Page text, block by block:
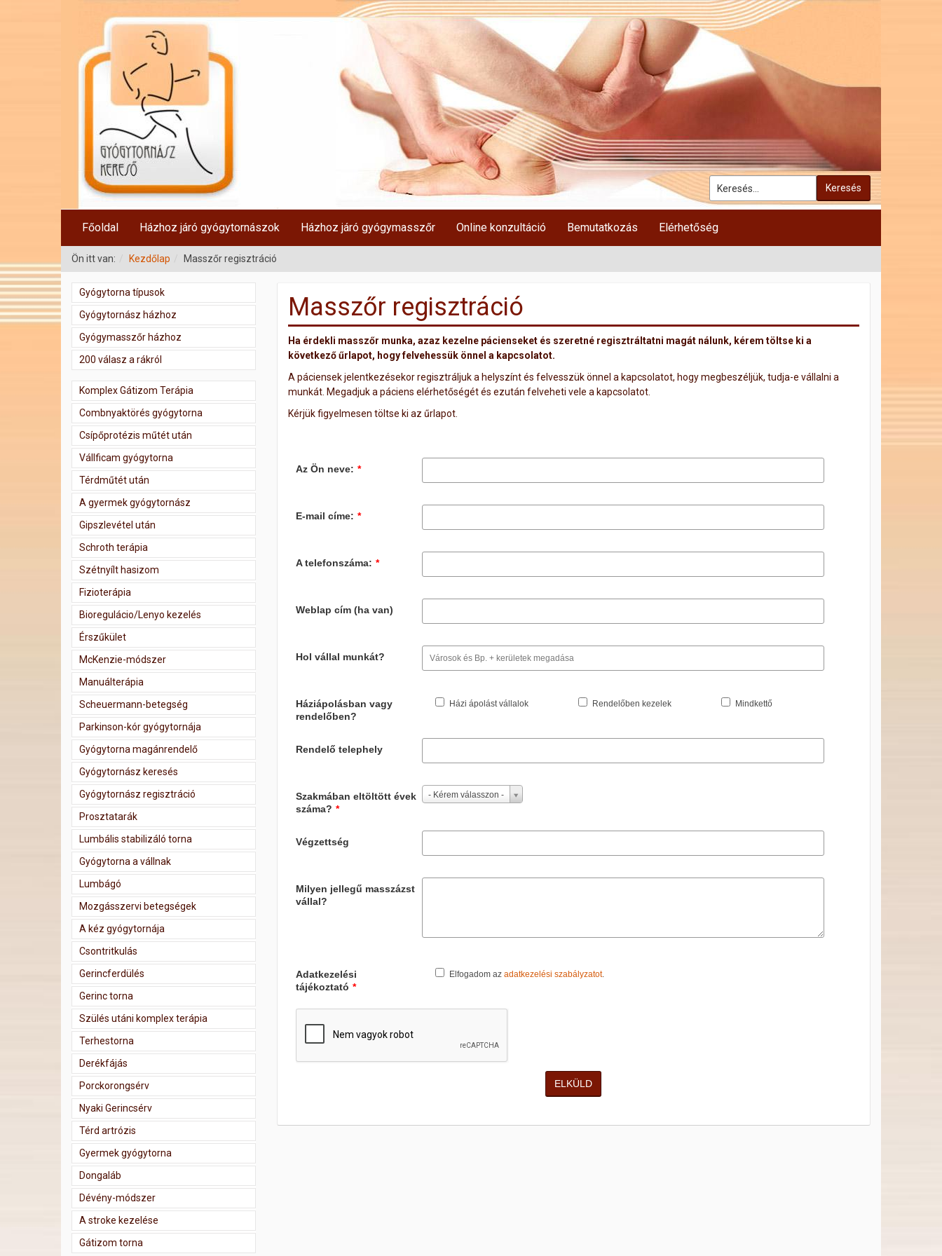
Keresés
Főoldal Házhoz járó gyógytornászok Házhoz járó gyógymasszőr Online konzultáció Bemutatkozás Elérhetőség
Ön itt van: Kezdőlap Masszőr regisztráció
Masszőr regisztráció
Ha érdekli masszőr munka, azaz kezelne pácienseket és szeretné regisztráltatni magát nálunk, kérem töltse ki a
következő űrlapot, hogy felvehessük önnel a kapcsolatot.
A páciensek jelentkezésekor regisztráljuk a helyszínt és felvesszük önnel a kapcsolatot, hogy megbeszéljük, tudja-e vállalni a
munkát. Megadjuk a páciens elérhetőségét és ezután felveheti vele a kapcsolatot.
Kérjük figyelmesen töltse ki az űrlapot.
Az Ön neve: *
E-mail címe: *
A telefonszáma: *
Weblap cím (ha van)
Hol vállal munkát?
Háziápolásban vagy
rendelőben?
Házi ápolást vállalok Rendelőben kezelek Mindkettő
Rendelő telephely
Szakmában eltöltött évek
száma? *
- Kérem válasszon -
Végzettség
Milyen jellegű masszázst
vállal?
Adatkezelési
tájékoztató *
Elfogadom az adatkezelési szabályzatot.
ELKÜLD
Gyógytorna típusok
Gyógytornász házhoz
Gyógymasszőr házhoz
200 válasz a rákról
Komplex Gátizom Terápia
Combnyaktörés gyógytorna
Csípőprotézis műtét után
Vállficam gyógytorna
Térdműtét után
A gyermek gyógytornász
Gipszlevétel után
Schroth terápia
Szétnyílt hasizom
Fizioterápia
Bioregulácio/Lenyo kezelés
Érszűkület
McKenzie-módszer
Manuálterápia
Scheuermann-betegség
Parkinson-kór gyógytornája
Gyógytorna magánrendelő
Gyógytornász keresés
Gyógytornász regisztráció
Prosztatarák
Lumbális stabilizáló torna
Gyógytorna a vállnak
Lumbágó
Mozgásszervi betegségek
A kéz gyógytornája
Csontritkulás
Gerincferdülés
Gerinc torna
Szülés utáni komplex terápia
Terhestorna
Derékfájás
Porckorongsérv
Nyaki Gerincsérv
Térd artrózis
Gyermek gyógytorna
Dongaláb
Dévény-módszer
A stroke kezelése
Gátizom torna